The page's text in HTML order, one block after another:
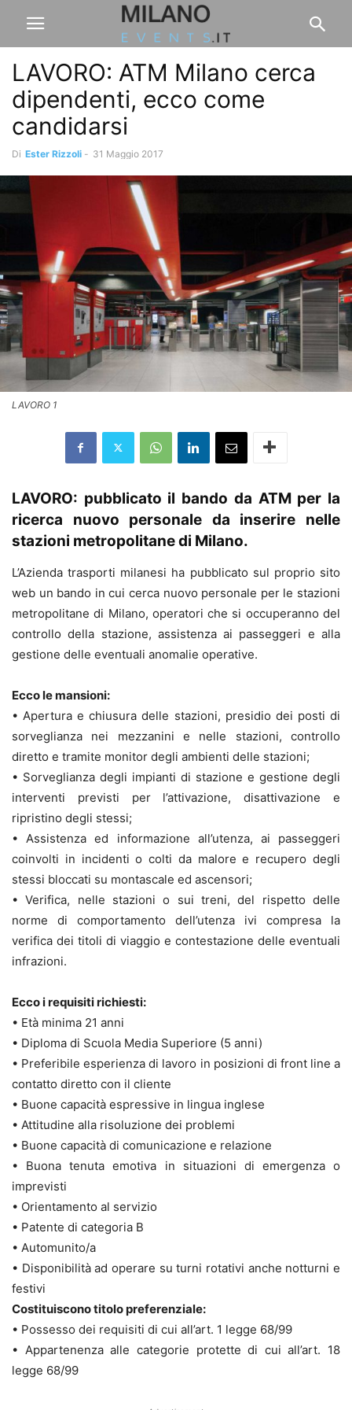
LAVORO: ATM Milano cerca
dipendenti, ecco come
candidarsi
Di Ester Rizzoli - 31 Maggio 2017
LAVORO 1
LAVORO: pubblicato il bando da ATM per la
ricerca nuovo personale da inserire nelle
stazioni metropolitane di Milano.
L’Azienda trasporti milanesi ha pubblicato sul proprio sito
web un bando in cui cerca nuovo personale per le stazioni
metropolitane di Milano, operatori che si occuperanno del
controllo della stazione, assistenza ai passeggeri e alla
gestione delle eventuali anomalie operative.
Ecco le mansioni:
• Apertura e chiusura delle stazioni, presidio dei posti di
sorveglianza nei mezzanini e nelle stazioni, controllo
diretto e tramite monitor degli ambienti delle stazioni;
• Sorveglianza degli impianti di stazione e gestione degli
interventi previsti per l’attivazione, disattivazione e
ripristino degli stessi;
• Assistenza ed informazione all’utenza, ai passeggeri
coinvolti in incidenti o colti da malore e recupero degli
stessi bloccati su montascale ed ascensori;
• Verifica, nelle stazioni o sui treni, del rispetto delle
norme di comportamento dell’utenza ivi compresa la
verifica dei titoli di viaggio e contestazione delle eventuali
infrazioni.
Ecco i requisiti richiesti:
• Età minima 21 anni
• Diploma di Scuola Media Superiore (5 anni)
• Preferibile esperienza di lavoro in posizioni di front line a
contatto diretto con il cliente
• Buone capacità espressive in lingua inglese
• Attitudine alla risoluzione dei problemi
• Buone capacità di comunicazione e relazione
• Buona tenuta emotiva in situazioni di emergenza o
imprevisti
• Orientamento al servizio
• Patente di categoria B
• Automunito/a
• Disponibilità ad operare su turni rotativi anche notturni e
festivi
Costituiscono titolo preferenziale:
• Possesso dei requisiti di cui all’art. 1 legge 68/99
• Appartenenza alle categorie protette di cui all’art. 18
legge 68/99